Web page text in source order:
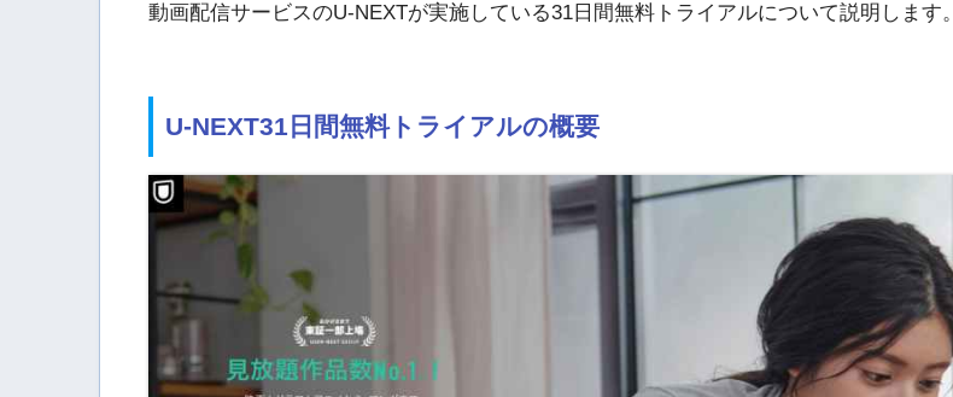
動画配信サービスのU-NEXTが実施している31日間無料トライアルについて説明します。
U-NEXT31日間無料トライアルの概要